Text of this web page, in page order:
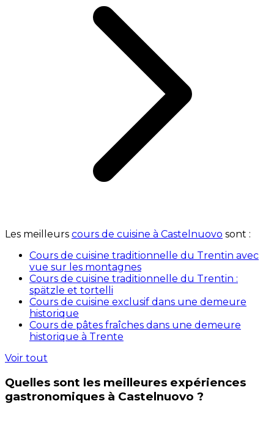
Les meilleurs cours de cuisine à Castelnuovo sont :
Cours de cuisine traditionnelle du Trentin avec
vue sur les montagnes
Cours de cuisine traditionnelle du Trentin :
spätzle et tortelli
Cours de cuisine exclusif dans une demeure
historique
Cours de pâtes fraîches dans une demeure
historique à Trente
Voir tout
Quelles sont les meilleures expériences
gastronomiques à Castelnuovo ?